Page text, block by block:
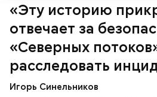
«Эту историю
отвечает за
«Северных
расследовать
Игорь Синельников
фермеров, которые кормят
растущей прямо перед
экскурсовод отметил, что
территории Брагинского
которого входит в заповедник,